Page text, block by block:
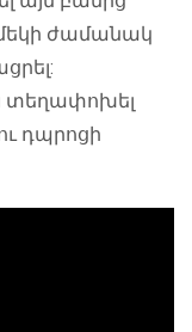
ժամանակ
տեղափոխել
դպրոցի